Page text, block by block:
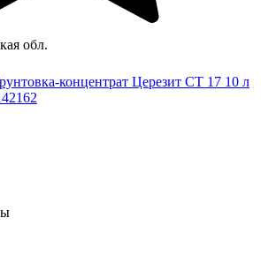
концентрат Церезит CT 17 10 л
обл.